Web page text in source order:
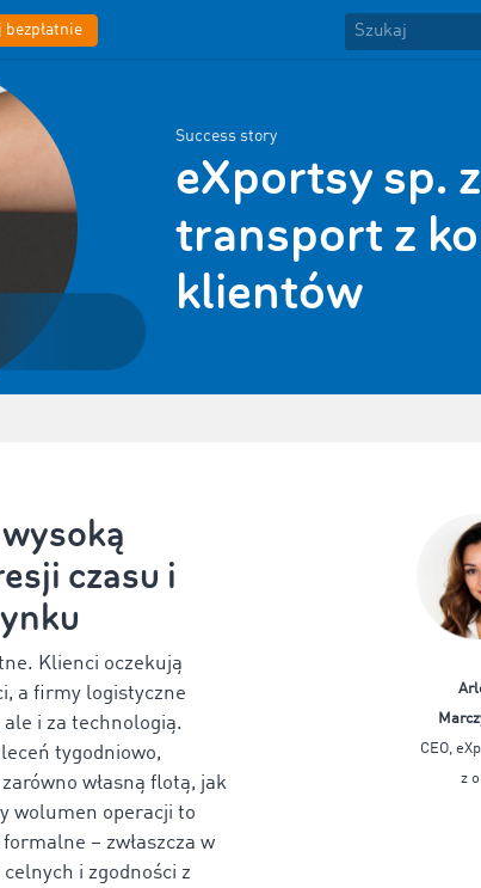
Success story
eXportsy sp.
transport z
klientów
czasu i
Klienci oczekują
a firmy logistyczne
i za technologią.
tygodniowo,
własną flotą, jak
wolumen operacji to
– zwłaszcza w
i zgodności z
CEO,
z